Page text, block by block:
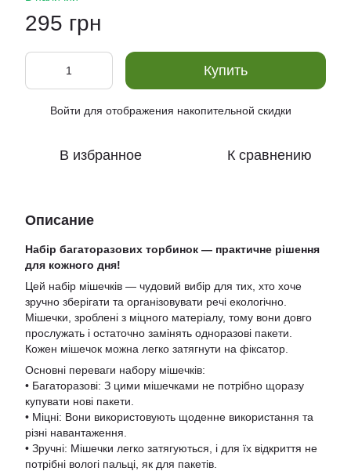
295 грн
Купить
Войти для отображения накопительной скидки
В избранное К сравнению
Описание
Набір багаторазових торбинок — практичне рішення
для кожного дня!
Цей набір мішечків — чудовий вибір для тих, хто хоче
зручно зберігати та організовувати речі екологічно.
Мішечки, зроблені з міцного матеріалу, тому вони довго
прослужать і остаточно замінять одноразові пакети.
Кожен мішечок можна легко затягнути на фіксатор.
Основні переваги набору мішечків:
• Багаторазові: З цими мішечками не потрібно щоразу
купувати нові пакети.
• Міцні: Вони використовують щоденне використання та
різні навантаження.
• Зручні: Мішечки легко затягуються, і для їх відкриття не
потрібні вологі пальці, як для пакетів.